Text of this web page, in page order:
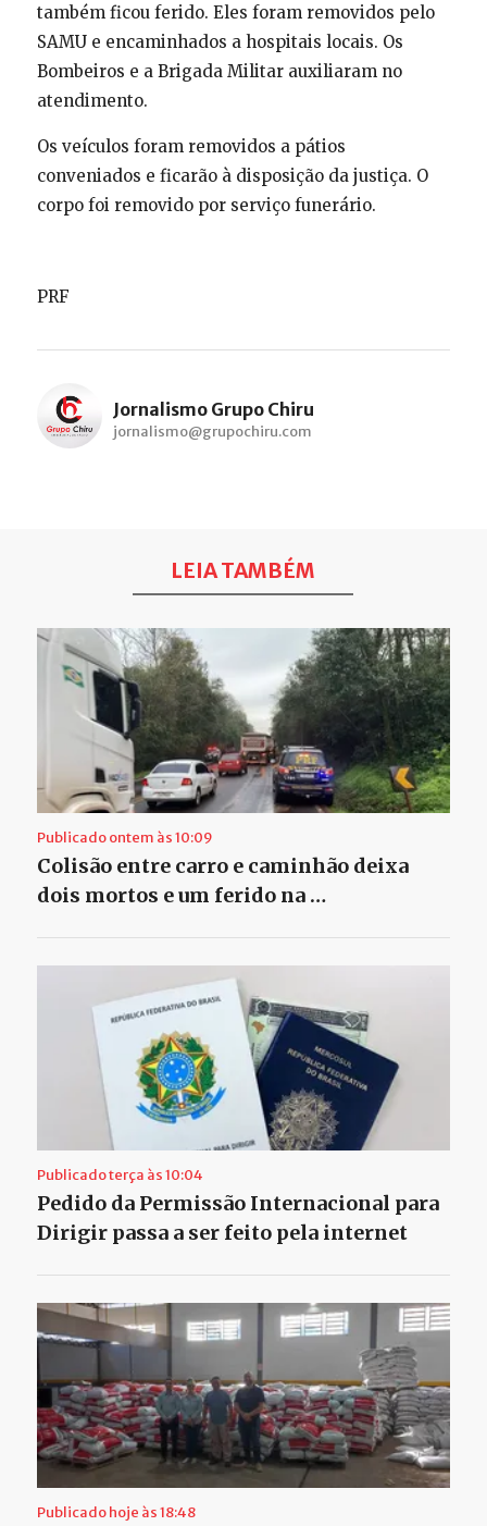
também ficou ferido. Eles foram removidos pelo
SAMU e encaminhados a hospitais locais. Os
Bombeiros e a Brigada Militar auxiliaram no
atendimento.
Os veículos foram removidos a pátios
conveniados e ficarão à disposição da justiça. O
corpo foi removido por serviço funerário.
PRF
Jornalismo Grupo Chiru
jornalismo@grupochiru.com
LEIA TAMBÉM
Publicado ontem às 10:09
Colisão entre carro e caminhão deixa
dois mortos e um ferido na …
Publicado terça às 10:04
Pedido da Permissão Internacional para
Dirigir passa a ser feito pela internet
Publicado hoje às 18:48